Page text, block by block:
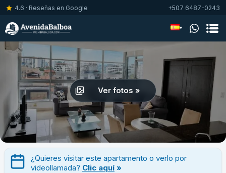
4.6 · Reseñas en Google +507 6487-0243
▾
Ver fotos »
¿Quieres visitar este apartamento o verlo por
videollamada? Clic aquí »